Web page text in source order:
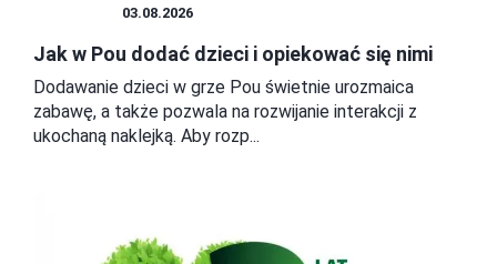
03.08.2026
Jak w Pou dodać dzieci i opiekować się nimi
Dodawanie dzieci w grze Pou świetnie urozmaica
zabawę, a także pozwala na rozwijanie interakcji z
ukochaną naklejką. Aby rozp...